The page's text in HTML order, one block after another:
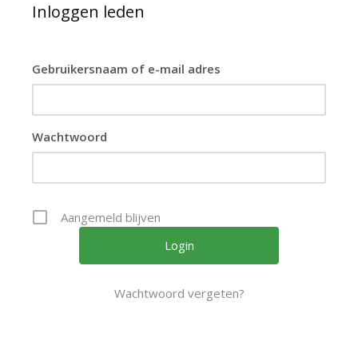
Inloggen leden
Gebruikersnaam of e-mail adres
Wachtwoord
Aangemeld blijven
Wachtwoord vergeten?